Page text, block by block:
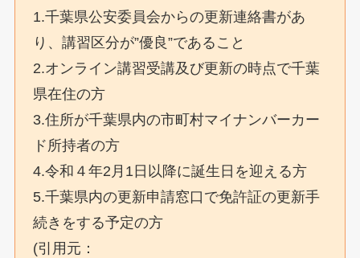
1.千葉県公安委員会からの更新連絡書があ
り、講習区分が”優良”であること
2.オンライン講習受講及び更新の時点で千葉
県在住の方
3.住所が千葉県内の市町村マイナンバーカー
ド所持者の方
4.令和４年2月1日以降に誕生日を迎える方
5.千葉県内の更新申請窓口で免許証の更新手
続きをする予定の方
(引用元：